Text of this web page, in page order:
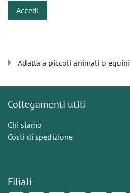
Accedi
Adatta a piccoli animali o equini
Collegamenti utili
Chi siamo
Costi di spedizione
Filiali